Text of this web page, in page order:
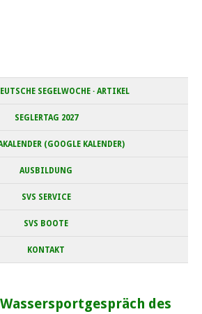
SEGELWOCHE · ARTIKEL
SEGLERTAG 2027
(GOOGLE KALENDER)
AUSBILDUNG
SVS SERVICE
SVS BOOTE
KONTAKT
des